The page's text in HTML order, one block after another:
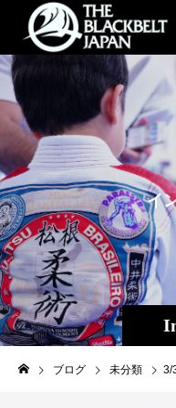
イ
ブログ 未分類 3/30(土)本日のTheパラエス